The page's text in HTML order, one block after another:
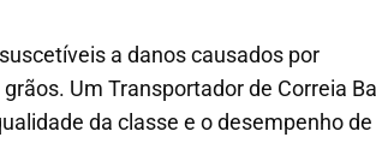
a danos causados por
Um Transportador de Correia
da classe e o desempenho de